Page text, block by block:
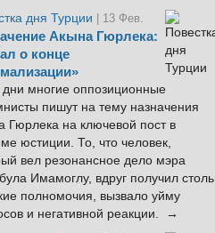
дня Турции
| 13 Фев.
Акына Гюрлека:
о конце
дни многие оппозиционные
пишут на тему назначения
Гюрлека на ключевой пост в
юстиции. То, что человек,
вел резонансное дело мэра
Имамоглу, вдруг получил столь
полномочия, вызвало уйму
и негативной реакции. →